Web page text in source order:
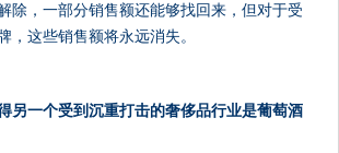
除，一部分销售额还能够找回来，但对于受
，这些销售额将永远消失。
另一个受到沉重打击的奢侈品行业是葡萄酒